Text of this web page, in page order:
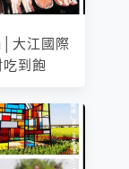
大江國際
到飽